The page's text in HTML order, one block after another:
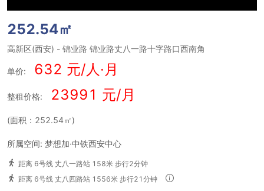
252.54㎡
高新区(西安) - 锦业路 锦业路丈八一路十字路口西南角
单价: 632 元/人·月
整租价格: 23991 元/月
(面积：252.54㎡)
所属空间: 梦想加·中铁西安中心
距离 6号线 丈八一路站 158米 步行2分钟
距离 6号线 丈八四路站 1556米 步行21分钟